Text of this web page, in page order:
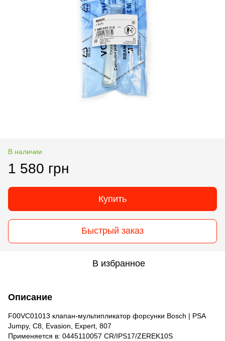
В наличии
1 580 грн
Купить
Быстрый заказ
В избранное
Описание
F00VC01013 клапан-мультипликатор форсунки Bosch | PSA
Jumpy, C8, Evasion, Expert, 807
Применяется в: 0445110057 CR/IPS17/ZEREK10S